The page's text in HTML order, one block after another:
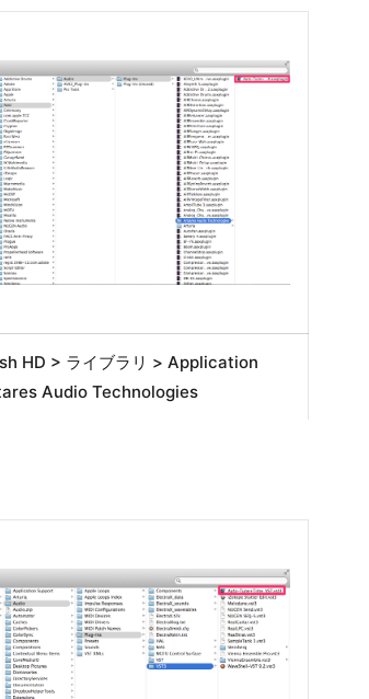
HD > ライブラリ > Application
Audio Technologies